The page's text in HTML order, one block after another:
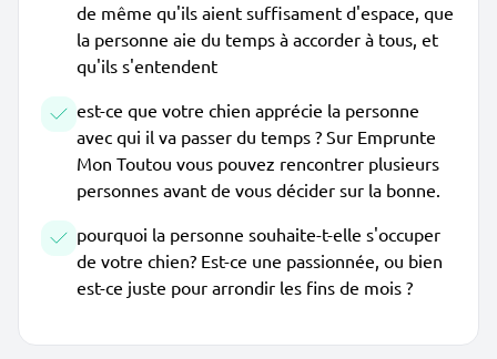
de même qu'ils aient suffisament d'espace, que
la personne aie du temps à accorder à tous, et
qu'ils s'entendent
est-ce que votre chien apprécie la personne
avec qui il va passer du temps ? Sur Emprunte
Mon Toutou vous pouvez rencontrer plusieurs
personnes avant de vous décider sur la bonne.
pourquoi la personne souhaite-t-elle s'occuper
de votre chien? Est-ce une passionnée, ou bien
est-ce juste pour arrondir les fins de mois ?